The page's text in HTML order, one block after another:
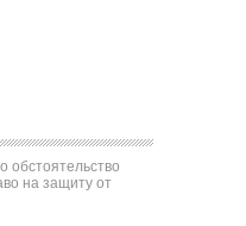
обстоятельство
на защиту от